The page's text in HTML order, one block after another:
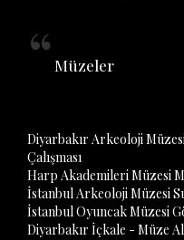
Müzeler
Diyarbakır Arkeoloji
Çalışması
Harp Akademileri Müzesi
İstanbul Arkeoloji Müzesi
İstanbul Oyuncak Müzesi
Diyarbakır İçkale - Müze